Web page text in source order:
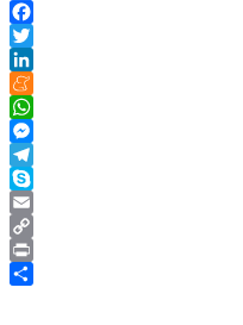
Facebook
Twitter
LinkedIn
Meneame
WhatsApp
Messenger
Telegram
Skype
Email
Copy
Link
Print